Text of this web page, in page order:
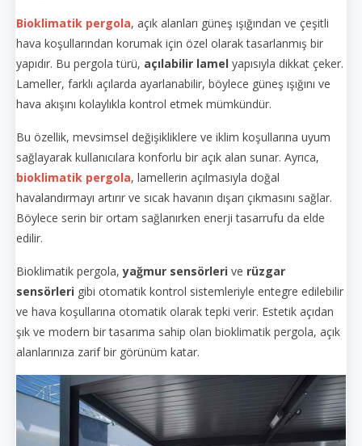
Bioklimatik pergola, açık alanları güneş ışığından ve çeşitli
hava koşullarından korumak için özel olarak tasarlanmış bir
yapıdır. Bu pergola türü, açılabilir lamel yapısıyla dikkat çeker.
Lameller, farklı açılarda ayarlanabilir, böylece güneş ışığını ve
hava akışını kolaylıkla kontrol etmek mümkündür.
Bu özellik, mevsimsel değişikliklere ve iklim koşullarına uyum
sağlayarak kullanıcılara konforlu bir açık alan sunar. Ayrıca,
bioklimatik pergola, lamellerin açılmasıyla doğal
havalandırmayı artırır ve sıcak havanın dışarı çıkmasını sağlar.
Böylece serin bir ortam sağlanırken enerji tasarrufu da elde
edilir.
Bioklimatik pergola,yağmur sensörleri ve rüzgar
sensörleri gibi otomatik kontrol sistemleriyle entegre edilebilir
ve hava koşullarına otomatik olarak tepki verir. Estetik açıdan
şık ve modern bir tasarıma sahip olan bioklimatik pergola, açık
alanlarınıza zarif bir görünüm katar.